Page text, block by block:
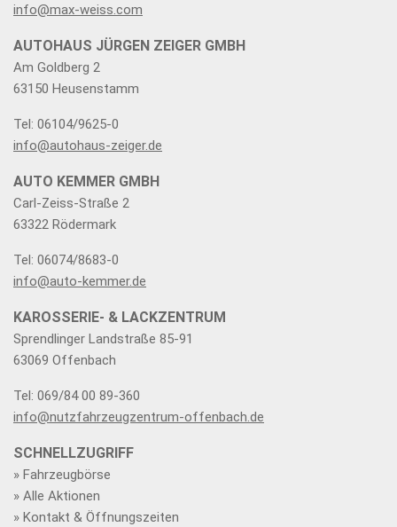
info@max-weiss.com
AUTOHAUS JÜRGEN ZEIGER GMBH
Am Goldberg 2
63150 Heusenstamm
Tel: 06104/9625-0
info@autohaus-zeiger.de
AUTO KEMMER GMBH
Carl-Zeiss-Straße 2
63322 Rödermark
Tel: 06074/8683-0
info@auto-kemmer.de
KAROSSERIE- & LACKZENTRUM
Sprendlinger Landstraße 85-91
63069 Offenbach
Tel: 069/84 00 89-360
info@nutzfahrzeugzentrum-offenbach.de
SCHNELLZUGRIFF
» Fahrzeugbörse
» Alle Aktionen
» Kontakt & Öffnungszeiten